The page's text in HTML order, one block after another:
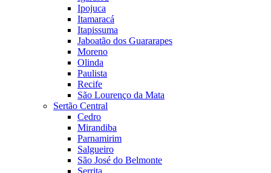
Ipojuca
Itamaracá
Itapissuma
Jaboatão dos Guararapes
Moreno
Olinda
Paulista
Recife
São Lourenço da Mata
Sertão Central
Cedro
Mirandiba
Parnamirim
Salgueiro
São José do Belmonte